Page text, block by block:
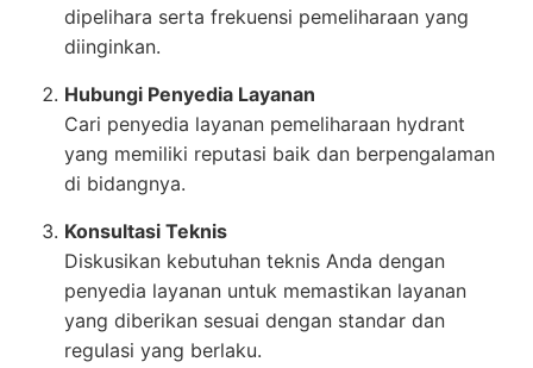
dipelihara serta frekuensi pemeliharaan yang
diinginkan.
Hubungi Penyedia Layanan
Cari penyedia layanan pemeliharaan hydrant
yang memiliki reputasi baik dan berpengalaman
di bidangnya.
Konsultasi Teknis
Diskusikan kebutuhan teknis Anda dengan
penyedia layanan untuk memastikan layanan
yang diberikan sesuai dengan standar dan
regulasi yang berlaku.